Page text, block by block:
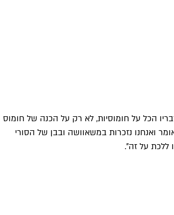
הכל על חומוסיות, לא רק על הכנה של חומוס
ואנחנו נזכרות במשאוושה ובבן של הסורי
ללכת על זה".